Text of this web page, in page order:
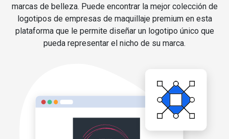
marcas de belleza. Puede encontrar la mejor colección de
logotipos de empresas de maquillaje premium en esta
plataforma que le permite diseñar un logotipo único que
pueda representar el nicho de su marca.